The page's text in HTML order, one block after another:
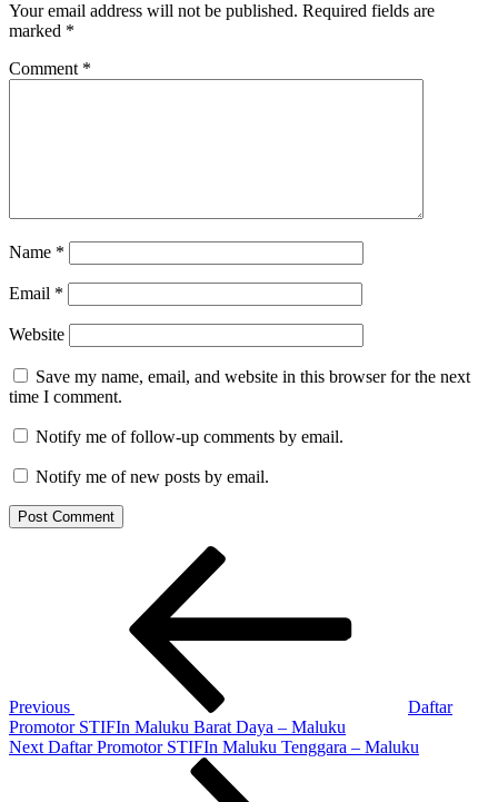
Your email address will not be published. Required fields are
marked *
Comment *
Name *
Email *
Website
Save my name, email, and website in this browser for the next
time I comment.
Notify me of follow-up comments by email.
Notify me of new posts by email.
Previous
Daftar
Promotor STIFIn Maluku Barat Daya – Maluku
Next
Next Daftar Promotor STIFIn Maluku Tenggara – Maluku